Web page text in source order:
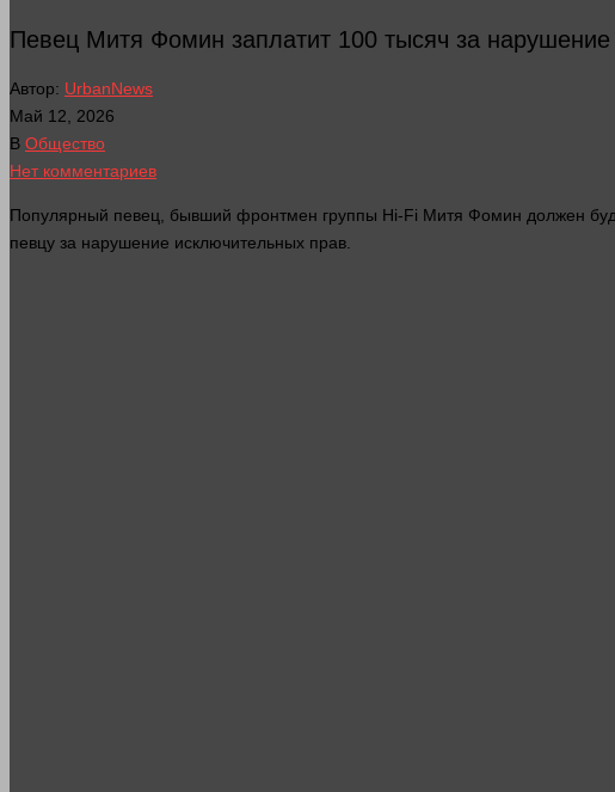
Певец Митя Фомин заплатит 100 тысяч за
Автор: UrbanNews
Май 12, 2026
В Общество
Нет комментариев
Популярный певец, бывший фронтмен группы Hi-Fi Митя Фомин должен
певцу за нарушение исключительных прав.